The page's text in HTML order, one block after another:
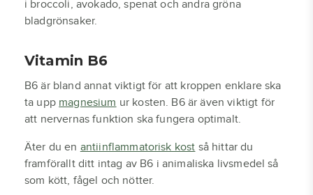
i broccoli, avokado, spenat och andra gröna
bladgrönsaker.
Vitamin B6
B6 är bland annat viktigt för att kroppen enklare ska
ta upp magnesium ur kosten. B6 är även viktigt för
att nervernas funktion ska fungera optimalt.
Äter du en antiinflammatorisk kost så hittar du
framförallt ditt intag av B6 i animaliska livsmedel så
som kött, fågel och nötter.